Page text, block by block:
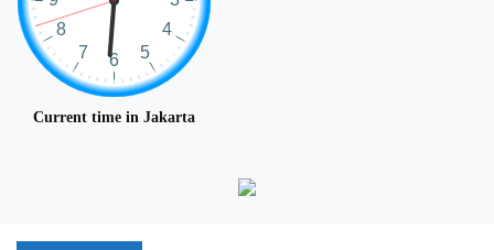
Current time in Jakarta